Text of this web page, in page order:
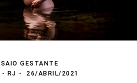
GESTANTE
- RJ
26/ABRIL/2021